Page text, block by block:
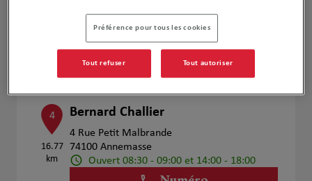
Numéro
4
16.77
km
Bernard Challier
4 Rue Petit Malbrande
74100 Annemasse
Ouvert 08:30 - 09:00 et 14:00 - 18:00
Préférence pour tous les cookies
Tout refuser Tout autoriser